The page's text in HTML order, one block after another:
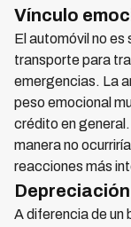
Vínculo
El automóvil no es
transporte para
emergencias. La
peso emocional
crédito en
manera no
reacciones más
A diferencia de un